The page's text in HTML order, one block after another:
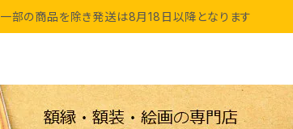
一部の商品を除き発送は8月18日以降となります